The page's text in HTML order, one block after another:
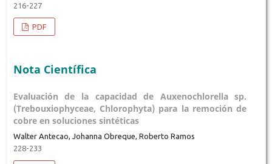
216-227
PDF
Nota Científica
Evaluación de la capacidad de Auxenochlorella sp.
(Trebouxiophyceae, Chlorophyta) para la remoción de
cobre en soluciones sintéticas
Walter Antecao, Johanna Obreque, Roberto Ramos
228-233